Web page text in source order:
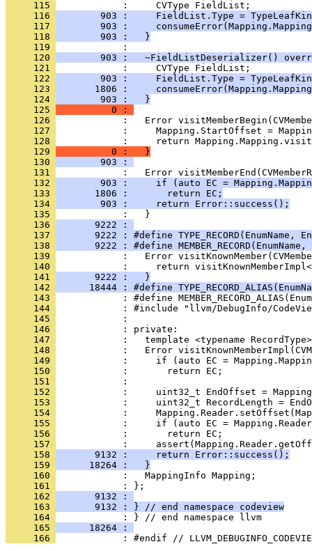
     115
     116
903 :     FieldList.Type =
     117
903 :
     118
        903 :   }
     119
     120
903 :   ~FieldListDeserializer()
     121
     122
903 :     FieldList.Type =
     123
1806 :
     124
        903 :   }
     125
          0 :
     126
     127
     128
     129
          0 :   }
     130
        903 :
     131
     132
903 :     if (auto EC =
     133
       1806 :       return EC;
     134
        903 :     return Error::success();
     135
     136
       9222 :
     137
9222 : #define TYPE_RECORD(EnumName,
     138
9222 : #define
     139
     140
     141
       9222 :   }
     142
18444 : #define
     143
     144
     145
     146
     147
     148
     149
     150
     151
     152
     153
     154
     155
     156
     157
     158
       9132 :     return Error::success();
     159
      18264 :   }
     160
     161
     162
       9132 :
     163
       9132 : } // end namespace codeview
     164
     165
      18264 :
     166